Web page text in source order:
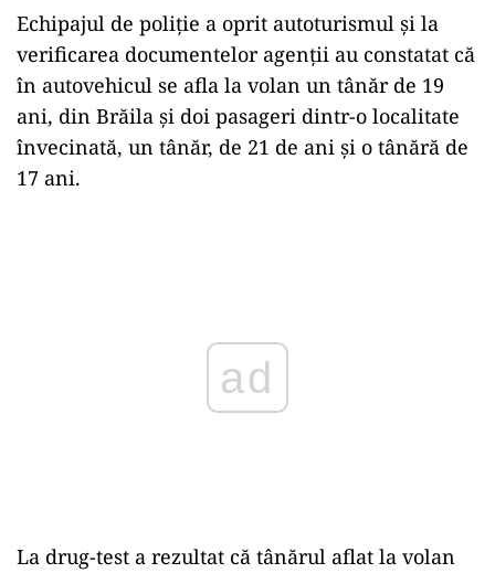
Echipajul de poliţie a oprit autoturismul şi la
verificarea documentelor agenții au constatat că
în autovehicul se afla la volan un tânăr de 19
ani, din Brăila și doi pasageri dintr-o localitate
învecinată, un tânăr, de 21 de ani şi o tânără de
17 ani.
La drug-test a rezultat că tânărul aflat la volan